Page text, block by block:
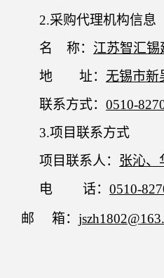
2.采购代理机构信息
名
称： 江苏智汇锡
地 址： 无锡市新
联系方式： 0510-
3.项目联系方式
项目联系人： 张沁、
电
话： 0510-
邮
箱：